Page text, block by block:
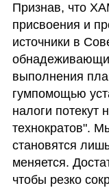
Признав, что
присвоения и
источники в
выполнения
гумпомощью
налоги потекут
технократов".
становятся
меняется.
чтобы резко